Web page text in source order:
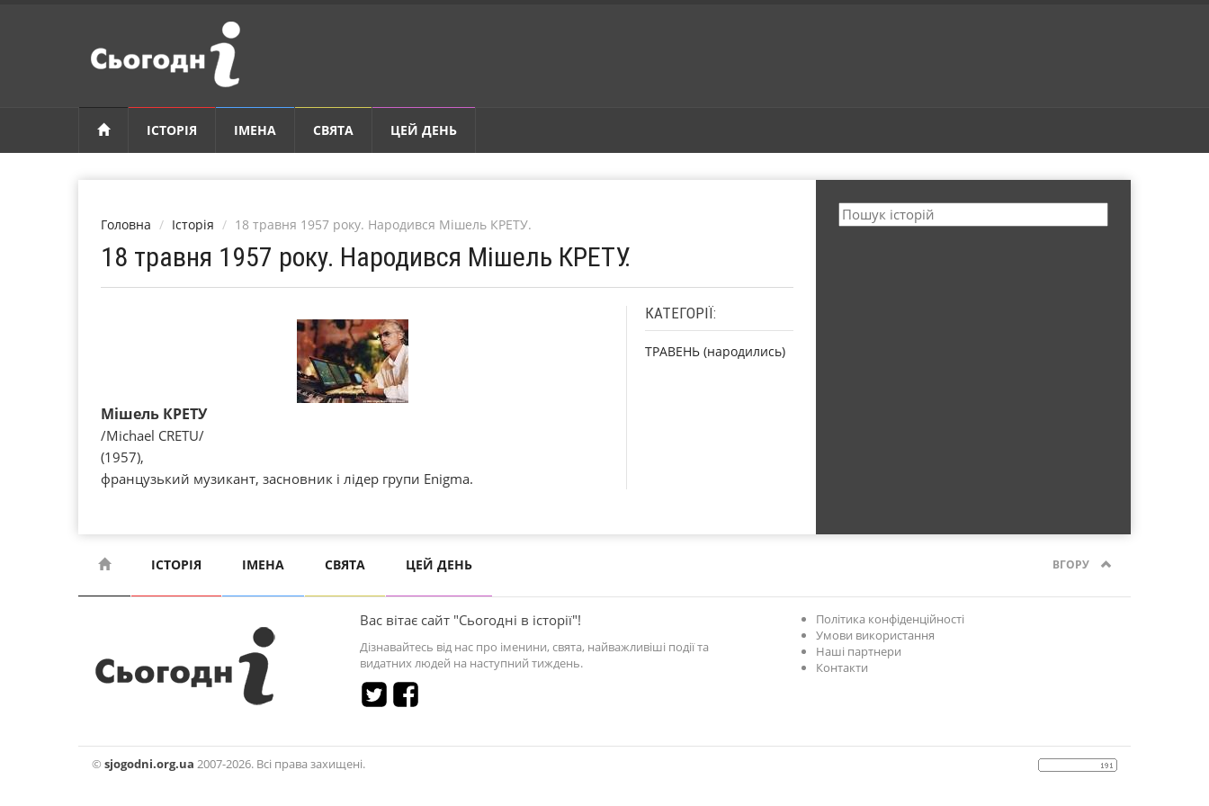
ІСТОРІЯ ІМЕНА СВЯТА ЦЕЙ ДЕНЬ
Головна Історія 18 травня 1957 року. Народився Мішель КРЕТУ.
18 травня 1957 року. Народився Мішель КРЕТУ.
Мішель КРЕТУ
/Michael CRETU/
(1957),
французький музикант, засновник і лідер групи Enigma.
КАТЕГОРІЇ:
ТРАВЕНЬ (народились)
ІСТОРІЯ ІМЕНА СВЯТА ЦЕЙ ДЕНЬ ВГОРУ
Вас вітає сайт "Сьогодні в історії"!
Дізнавайтесь від нас про іменини, свята, найважливіші події та
видатних людей на наступний тиждень.
Політика конфіденційності
Умови використання
Наші партнери
Контакти
© sjogodni.org.ua 2007-2026. Всі права захищені.